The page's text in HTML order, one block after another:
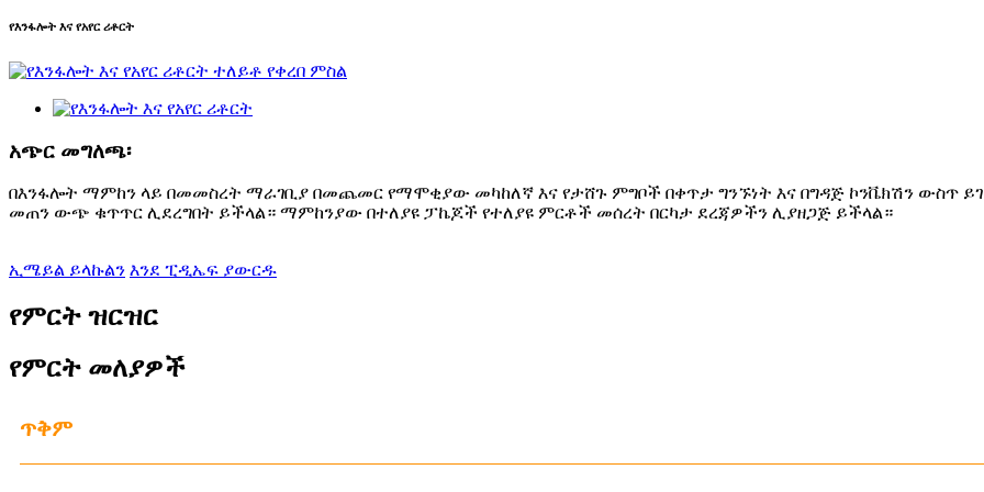
የእንፋሎት እና የአየር ሪቶርት
አጭር መግለጫ፡
በእንፋሎት ማምከን ላይ በመመስረት ማራገቢያ በመጨመር የማሞቂያው መካከለኛ እና የታሸጉ ምግቦች በቀጥታ ግንኙነት እና በግዳጅ ኮንቬክሽን ውስጥ
መጠን ውጭ ቁጥጥር ሊደረግበት ይችላል። ማምከንያው በተለያዩ ፓኬጆች የተለያዩ ምርቶች መሰረት በርካታ ደረጃዎችን ሊያዘጋጅ ይችላል።
ኢሜይል ይላኩልን እንደ ፒዲኤፍ ያውርዱ
የምርት ዝርዝር
የምርት መለያዎች
ጥቅም